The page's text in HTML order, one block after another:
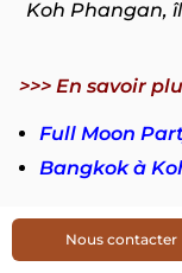
Koh Phangan,
>>> En savoir
Full Moon
Bangkok à
Koh Tao
Nous contacter